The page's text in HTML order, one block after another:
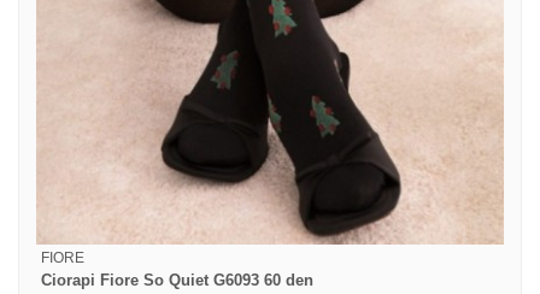
FIORE
Ciorapi Fiore So Quiet G6093 60 den